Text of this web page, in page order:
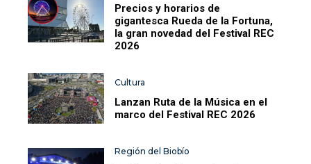
Precios y horarios de
gigantesca Rueda de la Fortuna,
la gran novedad del Festival REC
2026
Cultura
Lanzan Ruta de la Música en el
marco del Festival REC 2026
Región del Biobío